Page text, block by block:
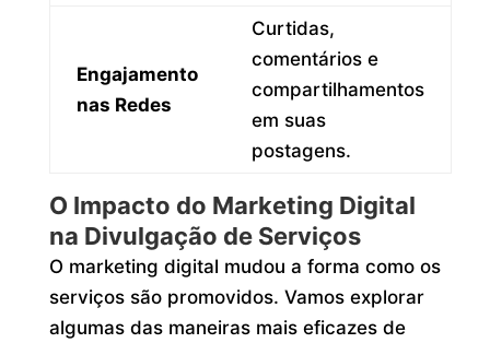
Engajamento
nas Redes
Curtidas,
comentários e
compartilhamentos
em suas
postagens.
O Impacto do Marketing Digital
na Divulgação de Serviços
O marketing digital mudou a forma como os
serviços são promovidos. Vamos explorar
algumas das maneiras mais eficazes de